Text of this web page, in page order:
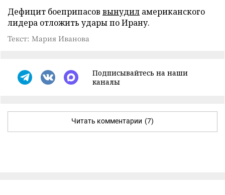
Дефицит боеприпасов вынудил американского
лидера отложить удары по Ирану.
Текст: Мария Иванова
Подписывайтесь на наши
каналы
Читать комментарии (7)